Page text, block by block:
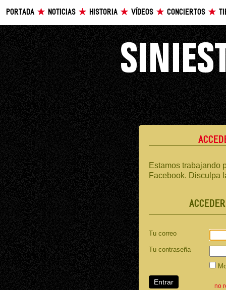
PORTADA NOTICIAS HISTORIA VÍDEOS CONCIERTOS
Estamos trabajando
Facebook. Disculpa
Tu correo
Tu contraseña
no